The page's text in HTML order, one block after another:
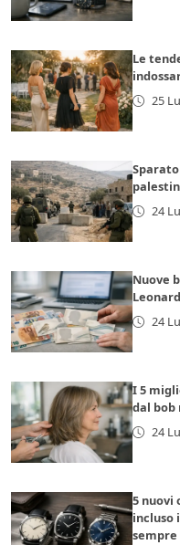
Le
25
24
Nuove
24
I 5
dal bob
24
5 nuovi
incluso
sempre